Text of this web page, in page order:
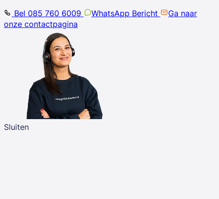
Bel 085 760 6009 WhatsApp Bericht
Ga naar
onze contactpagina
Sluiten